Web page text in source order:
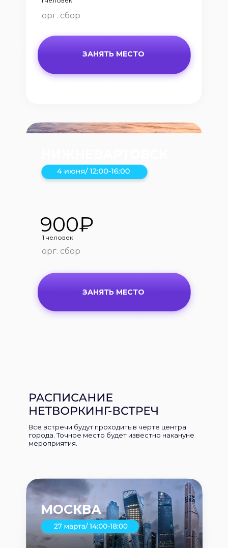
орг. сбор
900₽
орг. сбор
ЗАНЯТЬ МЕСТО
ЗАНЯТЬ МЕСТО
1 человек
МОСКВА
города.
Точное место будет известно накануне
мероприятия.
Все встречи будут проходить в черте центра
города. Точное место будет известно накануне
мероприятия.